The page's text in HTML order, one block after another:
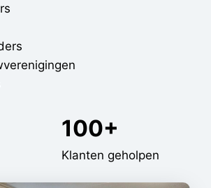
100+
100+
Klanten geholpen